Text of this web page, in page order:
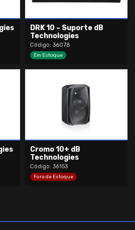
DRK 10 – Suporte dB
Technologies
Código: 36078
Em Estoque
Cromo 10+ dB
Technologies
Código: 36153
Fora de Estoque